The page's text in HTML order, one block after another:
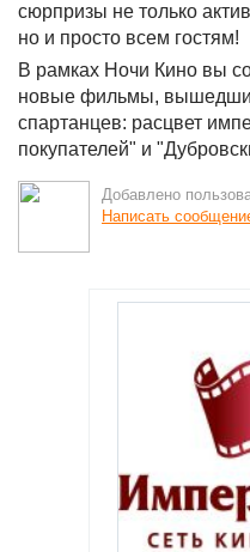
сюрпризы не только
но и просто всем гостям!
В рамках Ночи Кино вы
новые фильмы,
спартанцев: расцвет
покупателей" и
Добавлено
Написать